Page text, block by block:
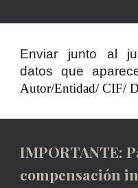
Enviar junto al
datos que
Autor/Entidad/ CIF/
IMPORTANTE:
compensación